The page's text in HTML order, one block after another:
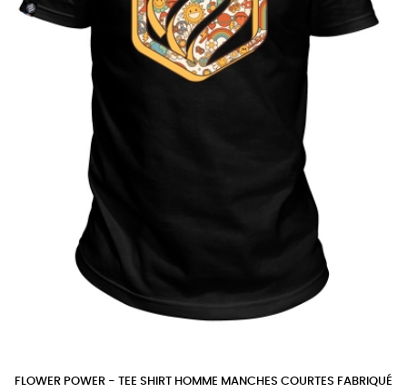
FLOWER POWER - TEE SHIRT HOMME MANCHES COURTES FABRIQUÉ